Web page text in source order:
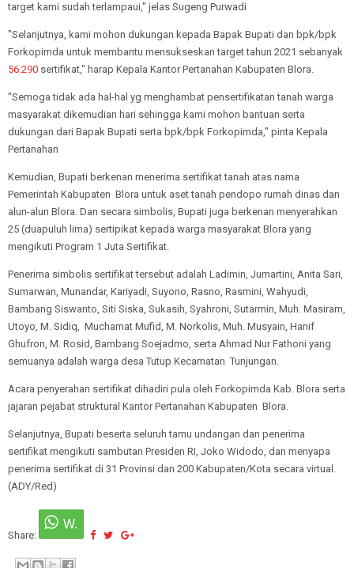
target kami sudah terlampaui," jelas Sugeng Purwadi
"Selanjutnya, kami mohon dukungan kepada Bapak Bupati dan bpk/bpk
Forkopimda untuk membantu mensukseskan target tahun 2021 sebanyak
56.290 sertifikat," harap Kepala Kantor Pertanahan Kabupaten Blora.
"Semoga tidak ada hal-hal yg menghambat pensertifikatan tanah warga
masyarakat dikemudian hari sehingga kami mohon bantuan serta
dukungan dari Bapak Bupati serta bpk/bpk Forkopimda," pinta Kepala
Pertanahan
Kemudian, Bupati berkenan menerima sertifikat tanah atas nama
Pemerintah Kabupaten Blora untuk aset tanah pendopo rumah dinas dan
alun-alun Blora. Dan secara simbolis, Bupati juga berkenan menyerahkan
25 (duapuluh lima) sertipikat kepada warga masyarakat Blora yang
mengikuti Program 1 Juta Sertifikat.
Penerima simbolis sertifikat tersebut adalah Ladimin, Jumartini, Anita Sari,
Sumarwan, Munandar, Kariyadi, Suyono, Rasno, Rasmini, Wahyudi,
Bambang Siswanto, Siti Siska, Sukasih, Syahroni, Sutarmin, Muh. Masiram,
Utoyo, M. Sidiq, Muchamat Mufid, M. Norkolis, Muh. Musyain, Hanif
Ghufron, M. Rosid, Bambang Soejadmo, serta Ahmad Nur Fathoni yang
semuanya adalah warga desa Tutup Kecamatan Tunjungan.
Acara penyerahan sertifikat dihadiri pula oleh Forkopimda Kab. Blora serta
jajaran pejabat struktural Kantor Pertanahan Kabupaten Blora.
Selanjutnya, Bupati beserta seluruh tamu undangan dan penerima
sertifikat mengikuti sambutan Presiden RI, Joko Widodo, dan menyapa
penerima sertifikat di 31 Provinsi dan 200 Kabupaten/Kota secara virtual.
(ADY/Red)
Share: